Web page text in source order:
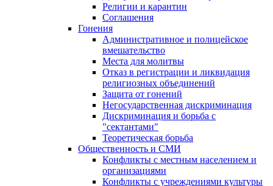
Религии и карантин
Соглашения
Гонения
Административное и полицейское
вмешательство
Места для молитвы
Отказ в регистрации и ликвидация
религиозных объединений
Защита от гонений
Негосударственная дискриминация
Дискриминация и борьба с
"сектантами"
Теоретическая борьба
Общественность и СМИ
Конфликты с местным населением и
организациями
Конфликты с учреждениями культуры